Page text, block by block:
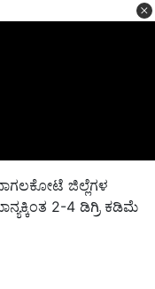
ಜಿಲ್ಲೆಗಳ
2-4 ಡಿಗ್ರಿ ಕಡಿಮೆ